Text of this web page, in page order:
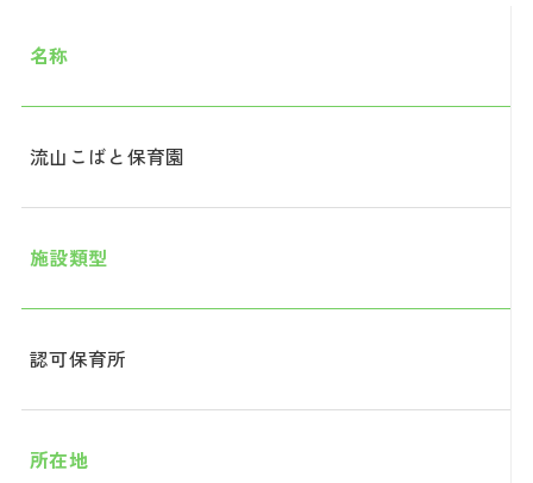
名称
流山こばと保育園
施設類型
認可保育所
所在地